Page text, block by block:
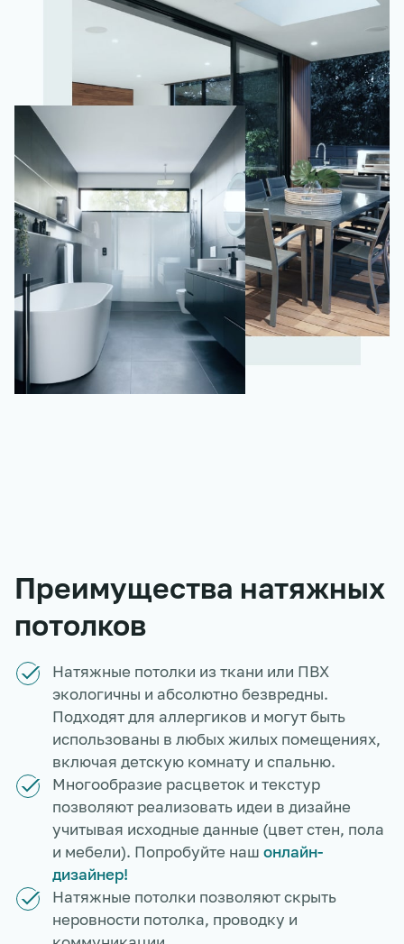
Преимущества натяжных
потолков
Натяжные потолки из ткани или ПВХ
экологичны и абсолютно безвредны.
Подходят для аллергиков и могут быть
использованы в любых жилых помещениях,
включая детскую комнату и спальню.
Многообразие расцветок и текстур
позволяют реализовать идеи в дизайне
учитывая исходные данные (цвет стен, пола
и мебели). Попробуйте наш онлайн-
дизайнер!
Натяжные потолки позволяют скрыть
неровности потолка, проводку и